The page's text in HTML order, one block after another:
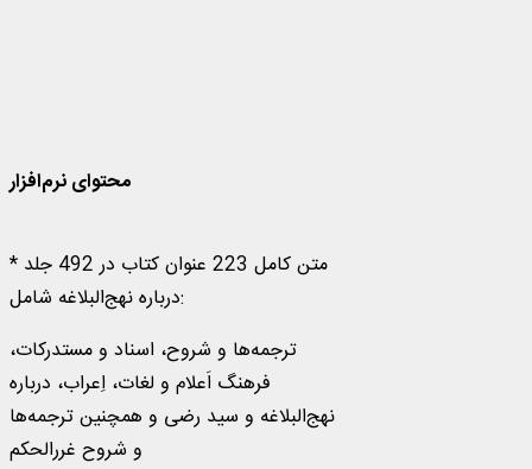
محتوای نرم‌افزار
* متن کامل 223 عنوان کتاب در 492 جلد
درباره نهج‌البلاغه شامل:
ترجمه‌ها و شروح، اسناد و مستدرکات،
فرهنگ اَعلام و لغات، اِعراب، درباره
نهج‌البلاغه و سید رضی و همچنین ترجمه‌ها
و شروح غررالحکم